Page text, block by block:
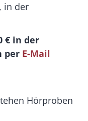
in der
€ in der
per E-Mail
Hörproben